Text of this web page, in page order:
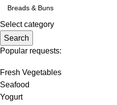
Select category
Search
Popular requests:
Fresh Vegetables
Seafood
Yogurt